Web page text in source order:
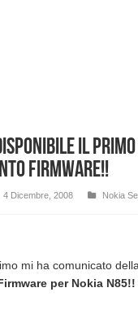
il primo
Firmware!!
4 Dicembre, 2008
Nokia
mi ha comunicato
per Nokia N85!!